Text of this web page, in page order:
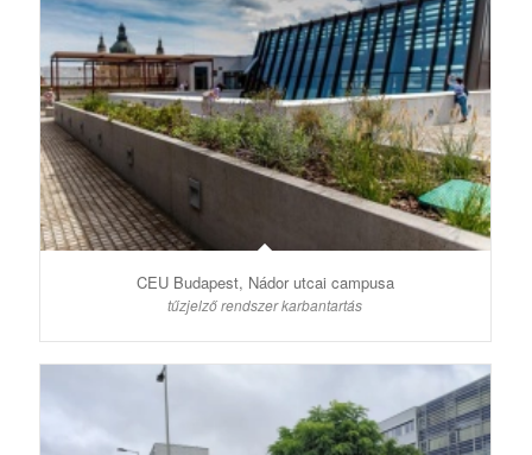
CEU Budapest, Nádor utcai campusa
tűzjelző rendszer karbantartás